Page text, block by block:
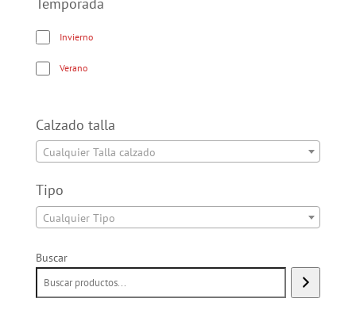
Invierno
Verano
Calzado talla
Cualquier Talla calzado
Tipo
Cualquier Tipo
Buscar